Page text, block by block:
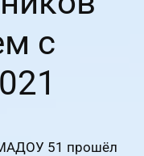
с
МАДОУ 51 прошёл